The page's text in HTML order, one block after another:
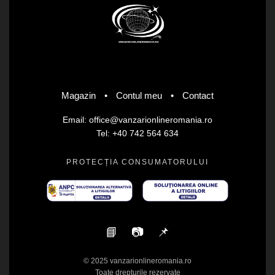
Magazin • Contul meu • Contact
Email: office@vanzarionlineromania.ro
Tel: +40 742 564 634
PROTECȚIA CONSUMATORULUI
📘 📷 📌
© 2025 vanzarionlineromania.ro
Toate drepturile rezervate